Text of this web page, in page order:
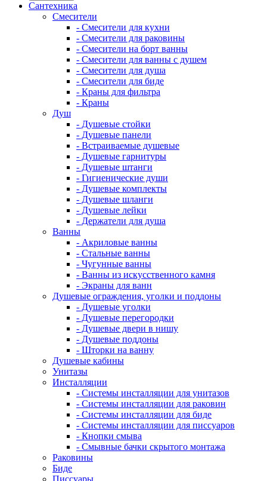
Сантехника
Смесители
- Смесители для кухни
- Смесители для раковины
- Смесители на борт ванны
- Смесители для ванны с душем
- Смесители для душа
- Смесители для биде
- Краны для фильтра
- Краны
Душ
- Душевые стойки
- Душевые панели
- Встраиваемые душевые
- Душевые гарнитуры
- Душевые штанги
- Гигиенические души
- Душевые комплекты
- Душевые шланги
- Душевые лейки
- Держатели для душа
Ванны
- Акриловые ванны
- Стальные ванны
- Чугунные ванны
- Ванны из искусственного камня
- Экраны для ванн
Душевые ограждения, уголки и поддоны
- Душевые уголки
- Душевые перегородки
- Душевые двери в нишу
- Душевые поддоны
- Шторки на ванну
Душевые кабины
Унитазы
Инсталляции
- Системы инсталляции для унитазов
- Системы инсталляции для раковин
- Системы инсталляции для биде
- Системы инсталляции для писсуаров
- Кнопки смыва
- Смывные бачки скрытого монтажа
Раковины
Биде
Писсуары